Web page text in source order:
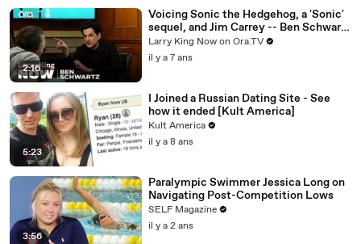
2:16
Voicing Sonic the Hedgehog, a 'Sonic'
sequel, and Jim Carrey -- Ben Schwartz
answers your social media questions
Larry King Now on Ora.TV
il y a 7 ans
5:23
I Joined a Russian Dating Site - See
how it ended [Kult America]
Kult America
il y a 8 ans
3:56
Paralympic Swimmer Jessica Long on
Navigating Post-Competition Lows
SELF Magazine
il y a 2 ans